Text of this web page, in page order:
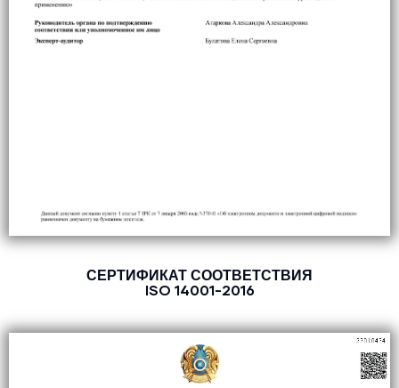
СЕРТИФИКАТ СООТВЕТСТВИЯ
ISO 14001-2016